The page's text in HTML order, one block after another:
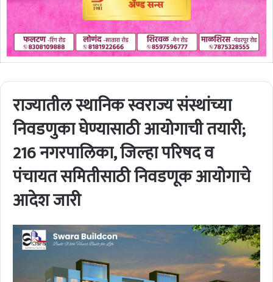
राज्यातील स्थानिक स्वराज्य संस्थांच्या
निवडणुका घेण्यासाठी आयोगाची तयारी;
216 नगरपालिका, जिल्हा परिषद व
पंचायत समितीसाठी निवडणूक आयोगाचे
आदेश जारी